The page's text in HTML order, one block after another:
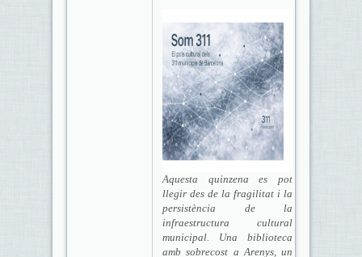
Aquesta quinzena es pot
llegir des de la fragilitat i la
persistència de la
infraestructura cultural
municipal. Una biblioteca
amb sobrecost a Arenys, un